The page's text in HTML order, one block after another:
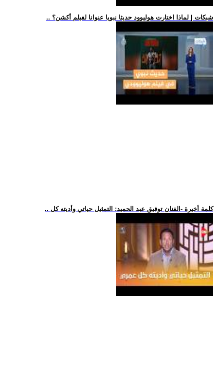
.. شبكات | لماذا اختارت هوليوود حديثا نبويا عنوانا لفيلم أكشن؟
.. كلمة أخيرة -الفنان توفيق عبد الحميد: التمثيل حياتي وأديته كل